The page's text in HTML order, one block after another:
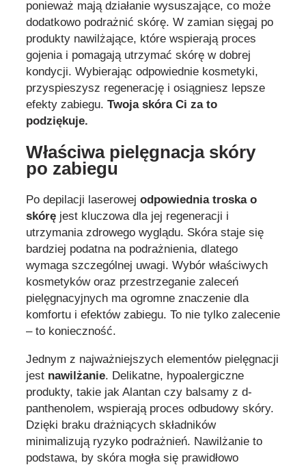
ponieważ mają działanie wysuszające, co może
dodatkowo podrażnić skórę. W zamian sięgaj po
produkty nawilżające, które wspierają proces
gojenia i pomagają utrzymać skórę w dobrej
kondycji. Wybierając odpowiednie kosmetyki,
przyspieszysz regenerację i osiągniesz lepsze
efekty zabiegu. Twoja skóra Ci za to
podziękuje.
Właściwa pielęgnacja skóry
po zabiegu
Po depilacji laserowej odpowiednia troska o
skórę jest kluczowa dla jej regeneracji i
utrzymania zdrowego wyglądu. Skóra staje się
bardziej podatna na podrażnienia, dlatego
wymaga szczególnej uwagi. Wybór właściwych
kosmetyków oraz przestrzeganie zaleceń
pielęgnacyjnych ma ogromne znaczenie dla
komfortu i efektów zabiegu. To nie tylko zalecenie
– to konieczność.
Jednym z najważniejszych elementów pielęgnacji
jest nawilżanie. Delikatne, hypoalergiczne
produkty, takie jak Alantan czy balsamy z d-
panthenolem, wspierają proces odbudowy skóry.
Dzięki braku drażniących składników
minimalizują ryzyko podrażnień. Nawilżanie to
podstawa, by skóra mogła się prawidłowo